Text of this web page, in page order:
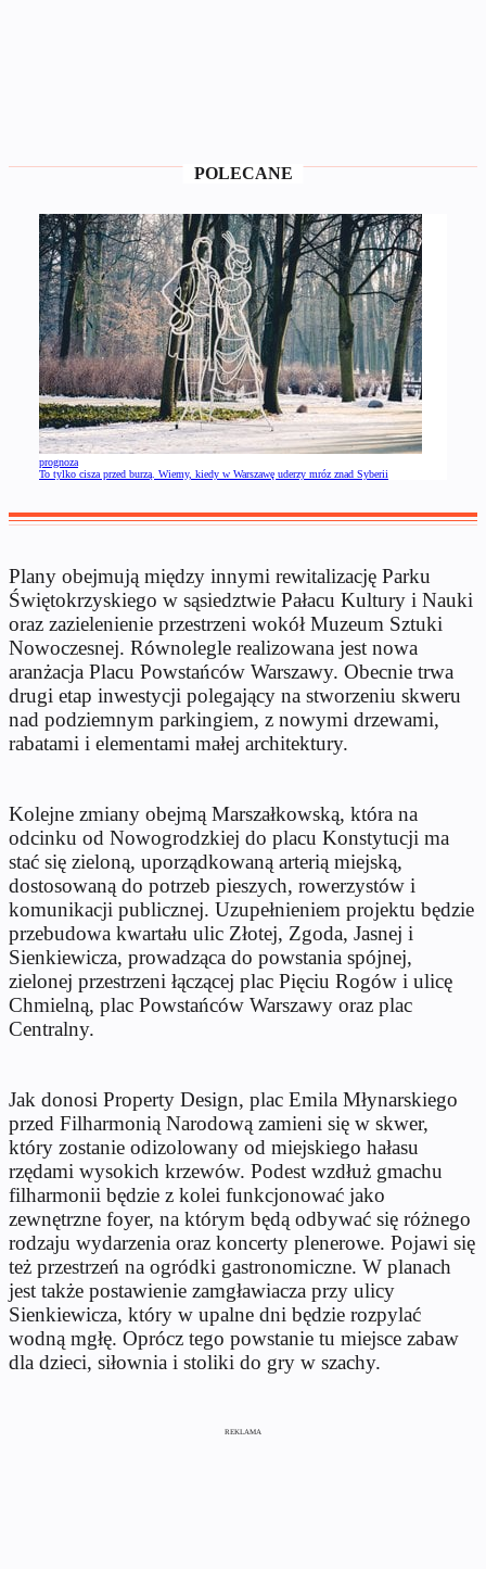
POLECANE
prognoza
To tylko cisza przed burzą. Wiemy, kiedy w Warszawę uderzy mróz znad Syberii
Plany obejmują między innymi rewitalizację Parku
Świętokrzyskiego w sąsiedztwie Pałacu Kultury i Nauki
oraz zazielenienie przestrzeni wokół Muzeum Sztuki
Nowoczesnej. Równolegle realizowana jest nowa
aranżacja Placu Powstańców Warszawy. Obecnie trwa
drugi etap inwestycji polegający na stworzeniu skweru
nad podziemnym parkingiem, z nowymi drzewami,
rabatami i elementami małej architektury.
Kolejne zmiany obejmą Marszałkowską, która na
odcinku od Nowogrodzkiej do placu Konstytucji ma
stać się zieloną, uporządkowaną arterią miejską,
dostosowaną do potrzeb pieszych, rowerzystów i
komunikacji publicznej. Uzupełnieniem projektu będzie
przebudowa kwartału ulic Złotej, Zgoda, Jasnej i
Sienkiewicza, prowadząca do powstania spójnej,
zielonej przestrzeni łączącej plac Pięciu Rogów i ulicę
Chmielną, plac Powstańców Warszawy oraz plac
Centralny.
Jak donosi Property Design, plac Emila Młynarskiego
przed Filharmonią Narodową zamieni się w skwer,
który zostanie odizolowany od miejskiego hałasu
rzędami wysokich krzewów. Podest wzdłuż gmachu
filharmonii będzie z kolei funkcjonować jako
zewnętrzne foyer, na którym będą odbywać się różnego
rodzaju wydarzenia oraz koncerty plenerowe. Pojawi się
też przestrzeń na ogródki gastronomiczne. W planach
jest także postawienie zamgławiacza przy ulicy
Sienkiewicza, który w upalne dni będzie rozpylać
wodną mgłę. Oprócz tego powstanie tu miejsce zabaw
dla dzieci, siłownia i stoliki do gry w szachy.
REKLAMA